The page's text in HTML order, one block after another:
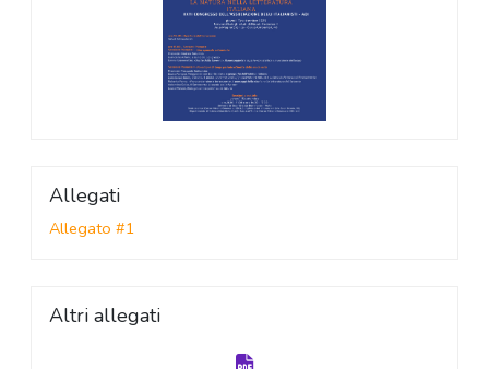
Allegati
Allegato #1
Altri allegati